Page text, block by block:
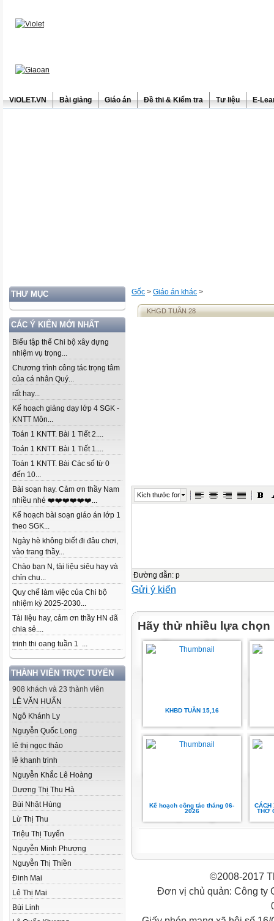
ViOLET.VN Bài giảng Giáo án Đề thi & Kiểm tra Tư liệu E-
THƯ MỤC
CÁC Ý KIẾN MỚI NHẤT
Biểu tập thể Chi bộ xây dựng
nhiệm vụ trọng...
Chương trình công tác trọng tâm
của cá nhân Quý...
rất hay...
Kế hoạch giảng dạy lớp 4 SGK -
KNTT Môn...
Toán 1 KNTT. Bài 1 Tiết 2....
Toán 1 KNTT. Bài 1 Tiết 1....
Toán 1 KNTT. Bài Các số từ 0
đến 10...
Bài soạn hay. Cảm ơn thầy Nam
nhiều nhé ❤️❤️❤️❤️❤️❤️...
Kế hoạch bài soạn giáo án lớp 1
theo SGK...
Ngày hè không biết đi đâu chơi,
vào trang thầy...
Chào bạn N, tài liệu siêu hay và
chỉn chu...
Quy chế làm việc của Chi bộ
nhiệm kỳ 2025-2030...
Tài liệu hay, cảm ơn thầy HN đã
chia sẻ....
trinh thi oang tuần 1 ...
THÀNH VIÊN TRỰC TUYẾN
908 khách và 23 thành viên
LÊ VĂN HUẤN
Ngô Khánh Ly
Nguyễn Quốc Long
lê thị ngọc thảo
lê khanh trinh
Nguyễn Khắc Lê Hoàng
Dương Thị Thu Hà
Bùi Nhật Hùng
Lừ Thị Thu
Triệu Thị Tuyến
Nguyễn Minh Phượng
Nguyễn Thị Thiền
Đinh Mai
Lê Thị Mai
Bùi Linh
Gốc > Giáo án khác >
KHGD TUẦN 28
Kích thước font
Đường dẫn: p
Gửi ý kiến
Hãy thử nhiều lựa chọn
KHBD TUẦN 15,16
Kế hoạch công tác tháng 06-
2026
CÁCH
THỞ
©2008-2017
Đơn vị chủ quản: Công ty